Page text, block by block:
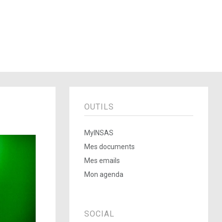
OUTILS
MyINSAS
Mes documents
Mes emails
Mon agenda
SOCIAL